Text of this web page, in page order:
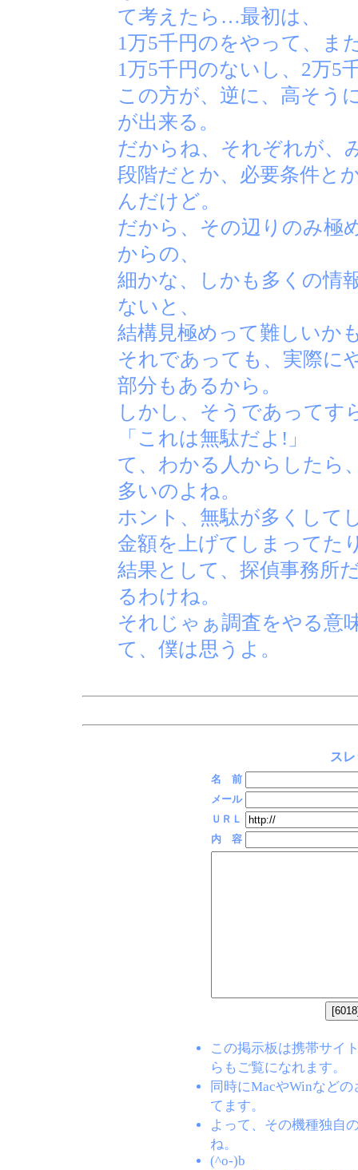
て考えたら…最初は、
1万5千円のをやって、ま
1万5千円のないし、2万5
この方が、逆に、高そう
が出来る。
だからね、それぞれが、
段階だとか、必要条件と
んだけど。
だから、その辺りのみ極
からの、
細かな、しかも多くの情
ないと、
結構見極めって難しいか
それであっても、実際に
部分もあるから。
しかし、そうであってす
「これは無駄だよ!」
て、わかる人からしたら
多いのよね。
ホント、無駄が多くして
金額を上げてしまってた
結果として、探偵事務所
るわけね。
それじゃぁ調査をやる意
て、僕は思うよ。
ス
名 前
メール
ＵＲＬ
内 容
この掲示板は携帯サイ
らもご覧になれます。
同時にMacやWinなど
てます。
よって、その機種独自
ね。
(^o-)b